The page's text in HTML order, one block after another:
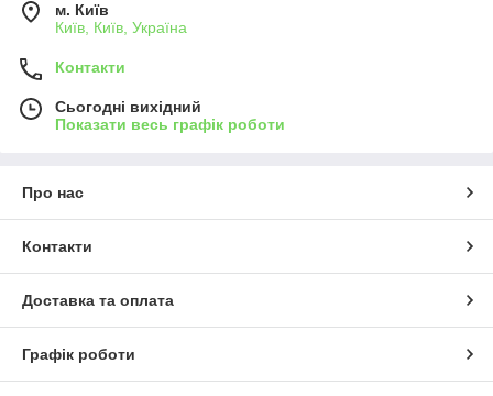
м. Київ
Київ, Київ, Україна
Контакти
Сьогодні вихідний
Показати весь графік роботи
Про нас
Контакти
Доставка та оплата
Графік роботи